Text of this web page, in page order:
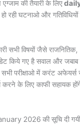
की तैयारी के लिए
घटनाओ और
सभी विषयों जैसे राजनितिक,
किये गए है सवाल और जबाब
परीक्षाओ में करंट अफेयर्स
के लिए काफी सहायक
2026 की सूचि दी